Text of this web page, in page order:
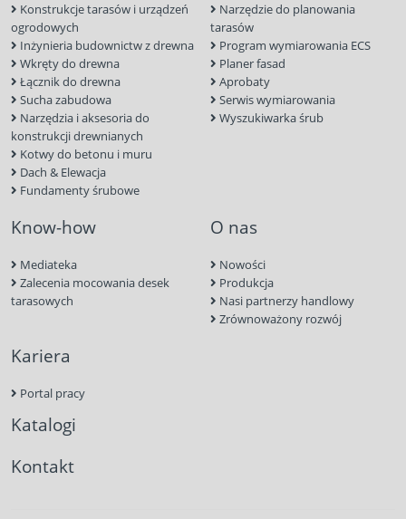
Konstrukcje tarasów i urządzeń
ogrodowych
Inżynieria budownictw z drewna
Wkręty do drewna
Łącznik do drewna
Sucha zabudowa
Narzędzia i aksesoria do
konstrukcji drewnianych
Kotwy do betonu i muru
Dach & Elewacja
Fundamenty śrubowe
Narzędzie do planowania
tarasów
Program wymiarowania ECS
Planer fasad
Aprobaty
Serwis wymiarowania
Wyszukiwarka śrub
Know-how
Mediateka
Zalecenia mocowania desek
tarasowych
O nas
Nowości
Produkcja
Nasi partnerzy handlowy
Zrównoważony rozwój
Kariera
Portal pracy
Katalogi
Kontakt